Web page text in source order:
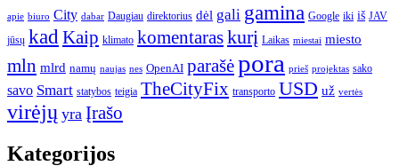
apie biuro City dabar Daugiau direktorius dėl gali gamina Google iki iš JAV
jūsų kad Kaip klimato komentaraskurį Laikas miestai miesto
mln mlrd namų naujas nes OpenAI parašėpora prieš projektas sako
savo Smart statybos teigia TheCityFix transporto USD už vertės
virėjų yra Įrašo
Kategorijos